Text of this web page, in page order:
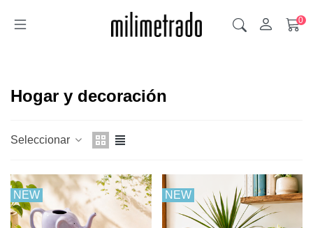
0
Hogar y decoración
Seleccionar
NEW NEW